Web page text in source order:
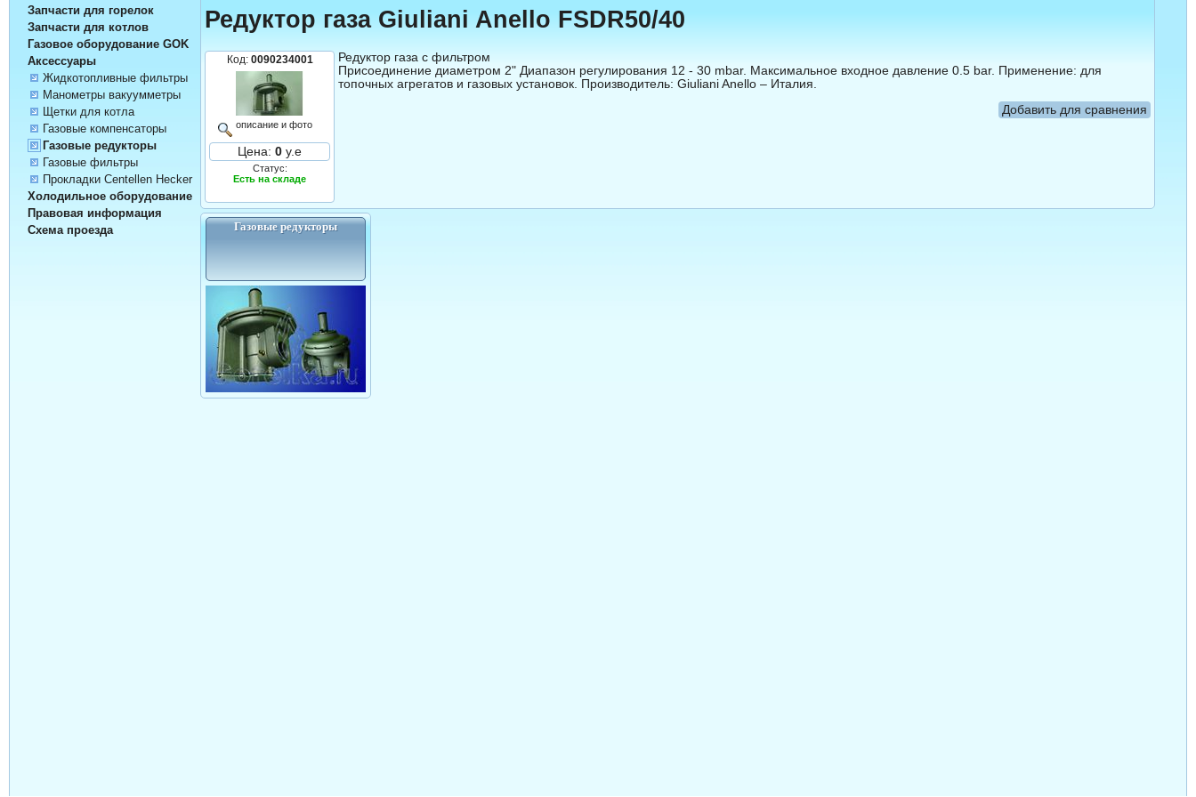
Запчасти для горелок
Запчасти для котлов
Газовое оборудование GOK
Аксессуары
Жидкотопливные фильтры
Манометры вакуумметры
Щетки для котла
Газовые компенсаторы
Газовые редукторы
Газовые фильтры
Прокладки Centellen Hecker
Холодильное оборудование
Правовая информация
Схема проезда
Редуктор газа Giuliani Anello FSDR50/40
Код: 0090234001
описание и фото
Цена: 0 у.е
Статус:
Есть на складе
Редуктор газа с фильтром
Присоединение диаметром 2" Диапазон регулирования 12 - 30 mbar. Максимальное входное давление 0.5 bar. Применение: для
топочных агрегатов и газовых установок. Производитель: Giuliani Anello – Италия.
Добавить для сравнения
Газовые редукторы